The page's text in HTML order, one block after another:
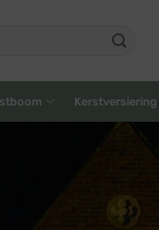
Kerstversiering